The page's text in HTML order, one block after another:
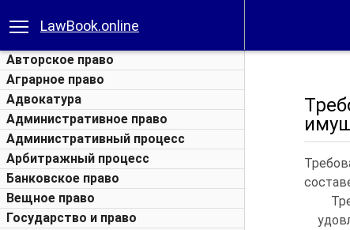
LawBook.online
Авторское право
Аграрное право
Адвокатура
Административное право
Административный процесс
Арбитражный процесс
Банковское право
Вещное право
Государство и право